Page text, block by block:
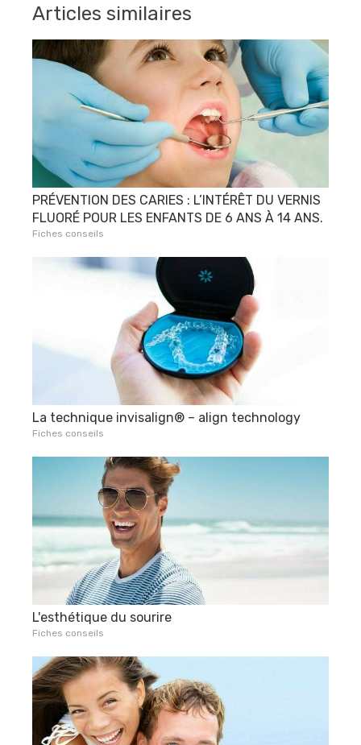
Articles similaires
PRÉVENTION DES CARIES : L’INTÉRÊT DU VERNIS
FLUORÉ POUR LES ENFANTS DE 6 ANS À 14 ANS.
Fiches conseils
La technique invisalign® – align technology
Fiches conseils
L'esthétique du sourire
Fiches conseils